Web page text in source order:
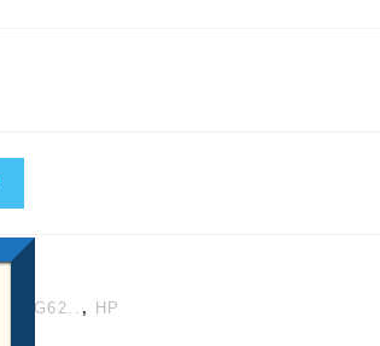
G62.. ,
HP